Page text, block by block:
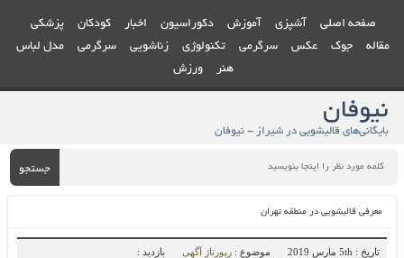
صفحه اصلی آشپزی آموزش دکوراسیون اخبار کودکان
پزشکی
مقاله
جوک عکس سرگرمی تکنولوژی زناشویی سرگرمی
مدل لباس
هنر
ورزش
نیوفان
بایگانی‌های قالیشویی در شیراز - نیوفان
جستجو
معرفی قالیشویی در منطقه تهران
تاریخ : 5th مارس 2019 موضوع : رپورتاژ آگهی بازدید :